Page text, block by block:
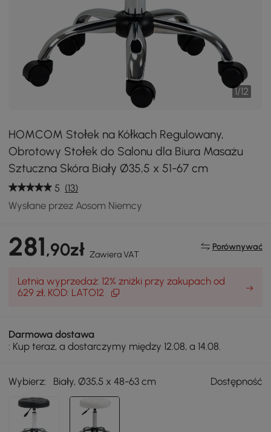
1/12
HOMCOM Stołek na Kółkach Regulowany,
Obrotowy Stołek do Salonu dla Biura Masażu
Sztuczna Skóra Biały Ø35,5 x 51-67 cm
5 (13)
Wysłane przez Aosom Niemcy
281,90zł Zawiera VAT
Porównywać
Letnia wyprzedaż: 12% zniżki przy zakupach od
629 zł, KOD: LATO12
Darmowa dostawa
: Kup teraz, a dostarczymy między 12.08, a 14.08.
Wybierz: Biały, Ø35,5 x 48-63 cm Dostępność